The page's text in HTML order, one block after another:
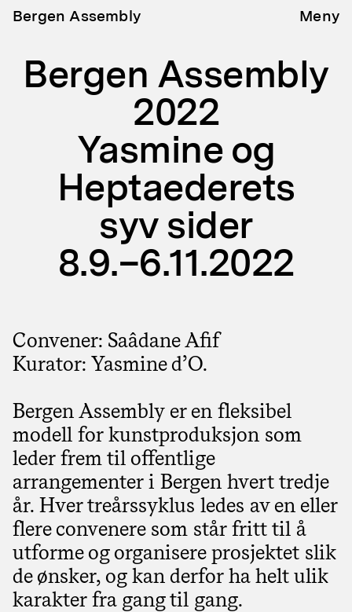
Bergen Assembly Meny
Bergen Assembly
2022
Yasmine og
Heptaederets
syv sider
8.9.–6.11.2022
Convener: Saâdane Afif
Kurator: Yasmine d’O.
Bergen Assembly er en fleksibel
modell for kunstproduksjon som
leder frem til offentlige
arrangementer i Bergen hvert tredje
år. Hver treårssyklus ledes av en eller
flere convenere som står fritt til å
utforme og organisere prosjektet slik
de ønsker, og kan derfor ha helt ulik
karakter fra gang til gang.